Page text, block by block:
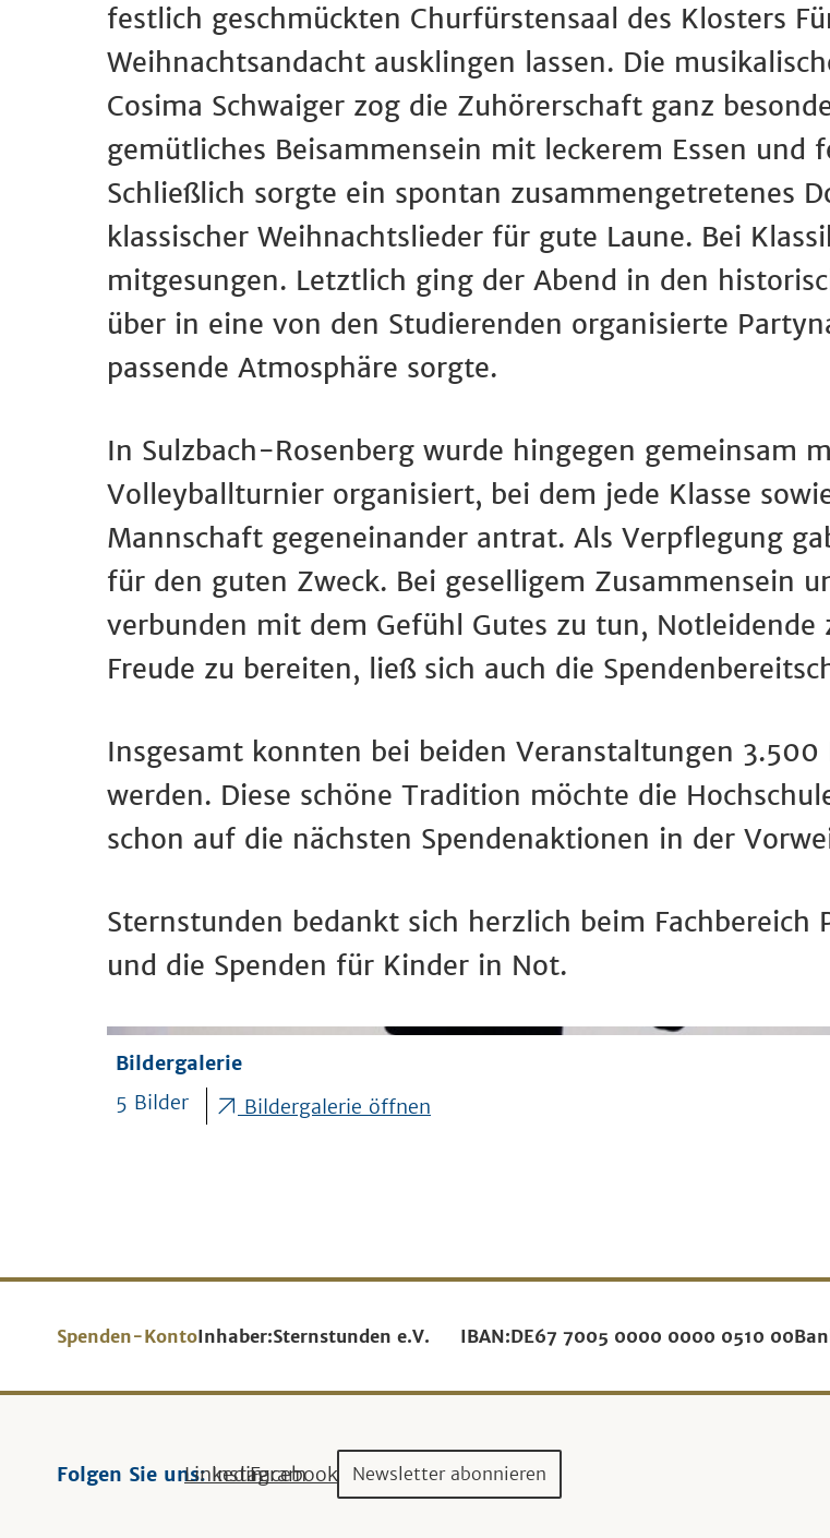
festlich geschmückten Churfürstensaal des Klosters
Weihnachtsandacht ausklingen lassen. Die
Cosima Schwaiger zog die Zuhörerschaft ganz
gemütliches Beisammensein mit leckerem Essen und
Schließlich sorgte ein spontan zusammengetretenes
klassischer Weihnachtslieder für gute Laune. Bei
mitgesungen. Letztlich ging der Abend in den
über in eine von den Studierenden organisierte
passende Atmosphäre sorgte.
In Sulzbach-Rosenberg wurde hingegen gemeinsam
Volleyballturnier organisiert, bei dem jede Klasse
Mannschaft gegeneinander antrat. Als Verpflegung
für den guten Zweck. Bei geselligem Zusammensein
verbunden mit dem Gefühl Gutes zu tun,
Freude zu bereiten, ließ sich auch die
Insgesamt konnten bei beiden Veranstaltungen
werden. Diese schöne Tradition möchte die
schon auf die nächsten Spendenaktionen in der
Sternstunden bedankt sich herzlich beim
und die Spenden für Kinder in Not.
Bildergalerie
5 Bilder
Bildergalerie öffnen
Spenden-KontoInhaber:Sternstunden e.V. IBAN:DE67 7005 0000 0000 0510 00
Folgen Sie uns:Linkedin
Instagram
Facebook Newsletter abonnieren